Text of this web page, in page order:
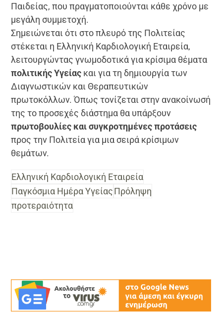
Παιδείας, που πραγματοποιούνται κάθε χρόνο με
μεγάλη συμμετοχή.
Σημειώνεται ότι στο πλευρό της Πολιτείας
στέκεται η Ελληνική Καρδιολογική Εταιρεία,
λειτουργώντας γνωμοδοτικά για κρίσιμα θέματα
πολιτικής Υγείας και για τη δημιουργία των
Διαγνωστικών και Θεραπευτικών
πρωτοκόλλων. Όπως τονίζεται στην ανακοίνωσή
της το προσεχές διάστημα θα υπάρξουν
πρωτοβουλίες και συγκροτημένες προτάσεις
προς την Πολιτεία για μια σειρά κρίσιμων
θεμάτων.
Ελληνική Καρδιολογική Εταιρεία
Παγκόσμια Ημέρα ΥγείαςΠρόληψη
προτεραιότητα